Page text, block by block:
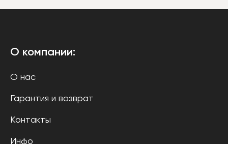
О компании:
О нас
Гарантия и возврат
Контакты
Инфо